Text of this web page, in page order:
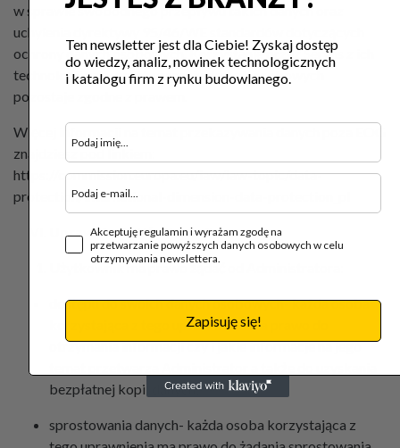
w sprawie swobodnego przepływu takich danych oraz
uchylenia dyrektywy 95/46/WE standardów dotyczących
ochrony danych osobowych. Korzystanie przez Serwis z ich
technologii przy przetwarzaniu danych osobowych
pozostaje zgodne z prawem.
Więcej informacji na temat przekazywania danych poza EOG
znajdziesz pod linkiem:
https://commission.europa.eu/law/law-topic/data-
protection/international-dimension-data-protection_pl
Uprawnienia Użytkowników
Użytkownik ma prawo żądać od Administratora:
dostępu do swoich danych osobowych- każda osoba
korzystająca z tego uprawnienia ma prawo do
otrzymania informacji czy i jakie informacje na jego
bezpłatnej kopii danych,
sprostowania danych- każda osoba korzystająca z
Ten newsletter jest dla Ciebie! Zyskaj dostęp
do wiedzy, analiz, nowinek technologicznych
i katalogu firm z rynku budowlanego.
Akceptuję regulamin i wyrażam zgodę na
przetwarzanie powyższych danych osobowych w celu
otrzymywania newslettera.
Zapisuję się!